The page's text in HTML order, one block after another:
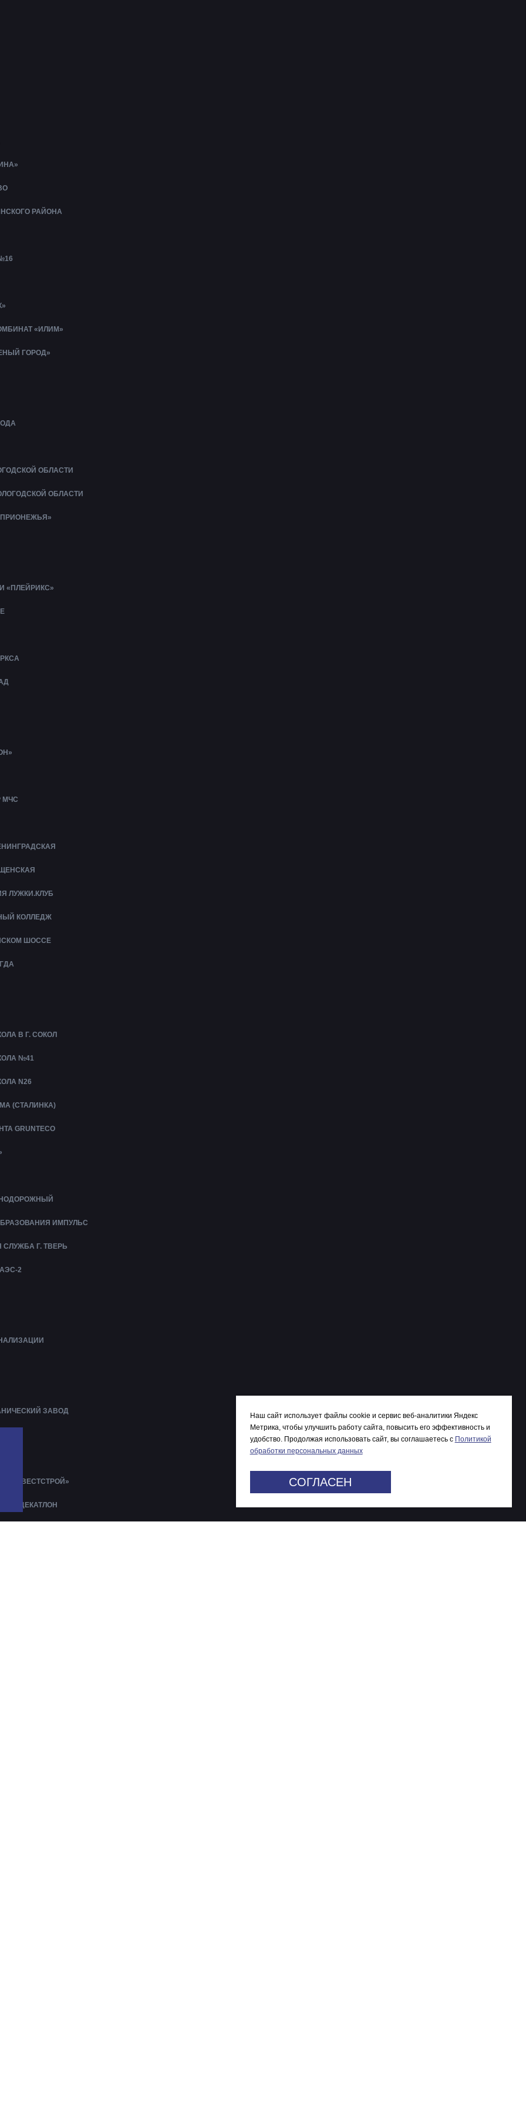
РАЙОНА
«ИЛИМ»
ГОРОД»
ОБЛАСТИ
ОБЛАСТИ
ПРИОНЕЖЬЯ»
«ПЛЕЙРИКС»
МЧС
ЛУЖКИ.КЛУБ
КОЛЛЕДЖ
ШОССЕ
В Г. СОКОЛ
№41
N26
(СТАЛИНКА)
GRUNTECO
ИМПУЛЬС
Г. ТВЕРЬ
2
ЗАВОД
«ИНВЕСТСТРОЙ»
ДЕКАТЛОН
Наш сайт использует файлы cookie и сервис веб-аналитики Яндекс
Метрика, чтобы улучшить работу сайта, повысить его эффективность и
удобство. Продолжая использовать сайт, вы соглашаетесь c Политикой
обработки персональных данных
СОГЛАСЕН